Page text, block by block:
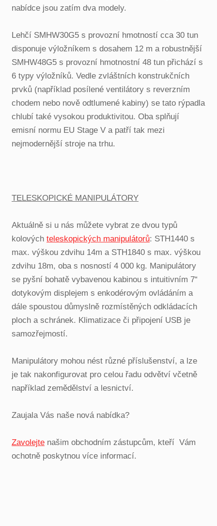
nabídce jsou zatím dva modely.
Lehčí SMHW30G5 s provozní hmotností cca 30 tun
disponuje výložníkem s dosahem 12 m a robustnější
SMHW48G5 s provozní hmotnostní 48 tun přichází s
6 typy výložníků. Vedle zvláštních konstrukčních
prvků (například posílené ventilátory s reverzním
chodem nebo nově odtlumené kabiny) se tato rýpadla
chlubí také vysokou produktivitou. Oba splňují
emisní normu EU Stage V a patří tak mezi
nejmodernější stroje na trhu.
TELESKOPICKÉ MANIPULÁTORY
Aktuálně si u nás můžete vybrat ze dvou typů
kolových teleskopických manipulátorů: STH1440 s
max. výškou zdvihu 14m a STH1840 s max. výškou
zdvihu 18m, oba s nosností 4 000 kg. Manipulátory
se pyšní bohatě vybavenou kabinou s intuitivním 7“
dotykovým displejem s enkodérovým ovládáním a
dále spoustou důmyslně rozmístěných odkládacích
ploch a schránek. Klimatizace či připojení USB je
samozřejmostí.
Manipulátory mohou nést různé příslušenství, a lze
je tak nakonfigurovat pro celou řadu odvětví včetně
například zemědělství a lesnictví.
Zaujala Vás naše nová nabídka?
Zavolejte našim obchodním zástupcům, kteří Vám
ochotně poskytnou více informací.